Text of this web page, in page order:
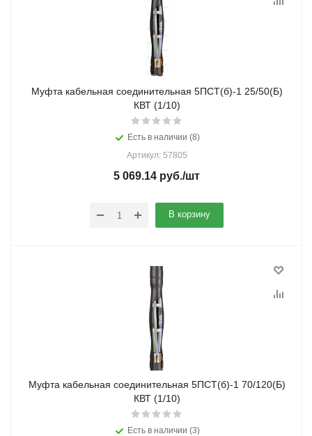
Муфта кабельная соединительная 5ПСТ(б)-1 25/50(Б)
КВТ (1/10)
Есть в наличии (8)
Артикул: 57805
5 069.14 руб./шт
В корзину
Муфта кабельная соединительная 5ПСТ(б)-1 70/120(Б)
КВТ (1/10)
Есть в наличии (3)